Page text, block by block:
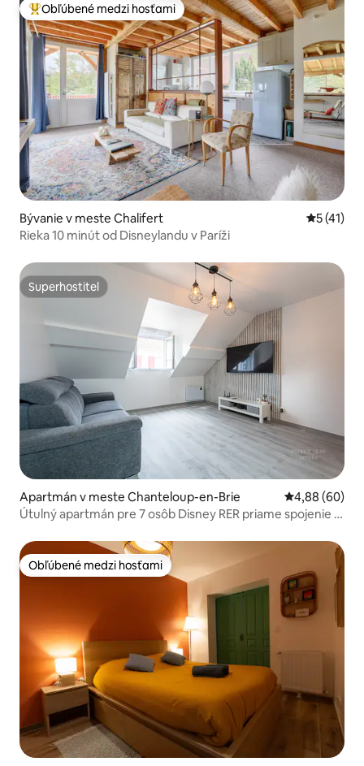
Najobľúbenejšie medzi hosťami
Obľúbené medzi hosťami
Bývanie v meste Chalifert
5 (41)
Rieka 10 minút od Disneylandu v Paríži
Superhostiteľ
Superhostiteľ
Apartmán v meste Chanteloup-en-Brie Priemerné
4,88 (60)
Útulný apartmán pre 7 osôb Disney RER priame spojenie s
Obľúbené medzi hosťami
Obľúbené medzi hosťami